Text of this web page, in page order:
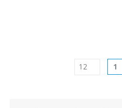
1